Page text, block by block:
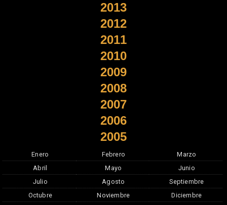
2013
2012
2011
2010
2009
2008
2007
2006
2005
Enero Febrero
Marzo
Abril
Mayo
Junio
Julio
Agosto
Septiembre
Octubre
Noviembre Diciembre